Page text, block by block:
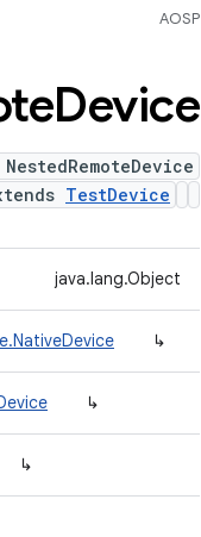
AOSP
Device
TestDevice
java.lang.Object
↳
↳
↳